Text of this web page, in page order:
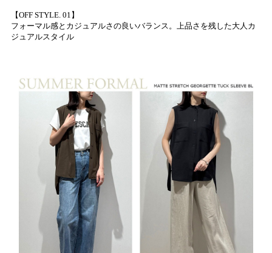
【OFF STYLE. 01】
フォーマル感とカジュアルさの良いバランス。上品さを残した大人カ
ジュアルスタイル